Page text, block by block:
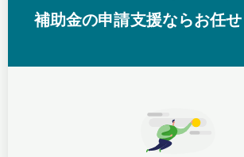
補助金の申請支援ならお任せ